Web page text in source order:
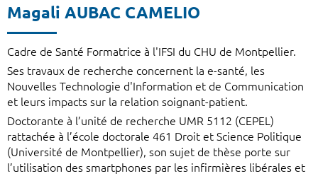
Magali AUBAC CAMELIO
Cadre de Santé Formatrice à l'IFSI du CHU de Montpellier.
Ses travaux de recherche concernent la e-santé, les
Nouvelles Technologie d'Information et de Communication
et leurs impacts sur la relation soignant-patient.
Doctorante à l’unité de recherche UMR 5112 (CEPEL)
rattachée à l’école doctorale 461 Droit et Science Politique
(Université de Montpellier), son sujet de thèse porte sur
l’utilisation des smartphones par les infirmières libérales et